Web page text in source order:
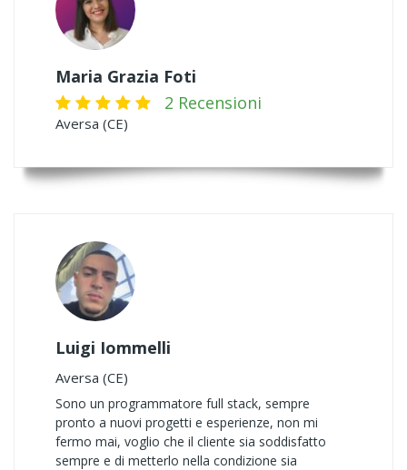
Maria Grazia Foti
2 Recensioni
Aversa (CE)
Luigi Iommelli
Aversa (CE)
Sono un programmatore full stack, sempre
pronto a nuovi progetti e esperienze, non mi
fermo mai, voglio che il cliente sia soddisfatto
sempre e di metterlo nella condizione sia